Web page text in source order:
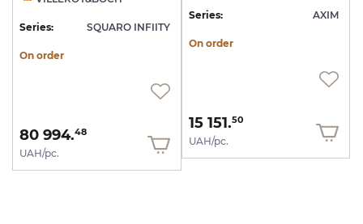
Series: SQUARO INFIITY
On order
80 994.48
UAH/pc.
Series: AXIM
On order
15 151.50
UAH/pc.